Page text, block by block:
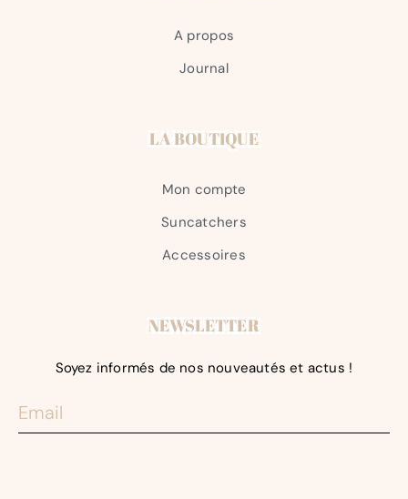
A propos
Journal
LA BOUTIQUE
Mon compte
Suncatchers
Accessoires
NEWSLETTER
Soyez informés de nos nouveautés et actus !